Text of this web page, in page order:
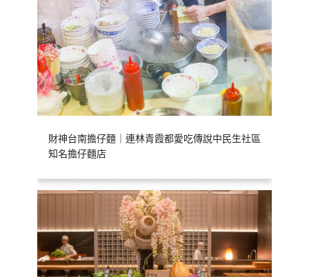
財神台南擔仔麵｜連林青霞都愛吃傳說中民生社區
知名擔仔麵店